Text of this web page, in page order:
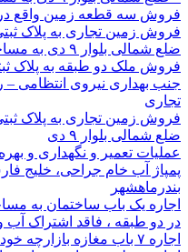
فروش سه قطعه زمین واقع در
ضلع شمالی بلوار ۹ دی به مساحت ۲۰۰۷.۹۹ مترمربع
جنب بهداری نیروی انتظامی –
تجاری
ضلع شمالی بلوار ۹ دی
عملیات تعمیر و نگهداری و
پمپاژ آب خام جراحی، خلیج
بندرماهشهر
در دو طبقه ، فاقد اشتراک آب
اجاره ۷ باب مغازه بازارچه خوداشتغالی